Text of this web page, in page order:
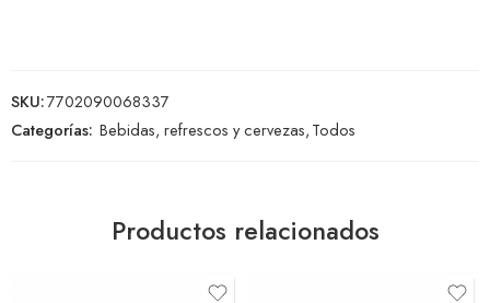
SKU:7702090068337
Categorías: Bebidas, refrescos y cervezas,Todos
Productos relacionados